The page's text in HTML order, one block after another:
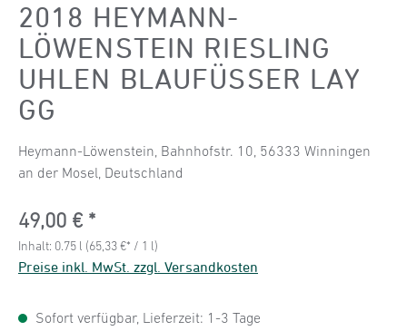
2018 HEYMANN-
LÖWENSTEIN RIESLING
UHLEN BLAUFÜSSER LAY G
G
Heymann-Löwenstein, Bahnhofstr. 10, 56333 Winningen
an der Mosel, Deutschland
Regulärer Preis:
49,00 €
Inhalt: 0.75 l (65,33 €* / 1 l)
Preise inkl. MwSt. zzgl. Versandkosten
Sofort verfügbar, Lieferzeit: 1-3 Tage